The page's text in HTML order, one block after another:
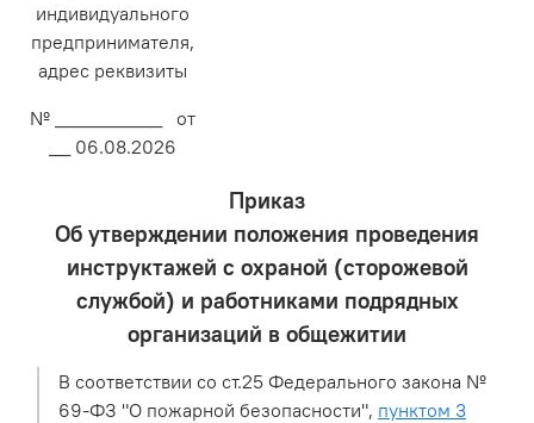
индивидуального
предпринимателя,
адрес реквизиты
№ __________ от
__ 06.08.2026
Приказ
Об утверждении положения проведения
инструктажей с охраной (сторожевой
службой) и работниками подрядных
организаций в общежитии
В соответствии со ст.25 Федерального закона №
69-ФЗ "О пожарной безопасности", пунктом 3